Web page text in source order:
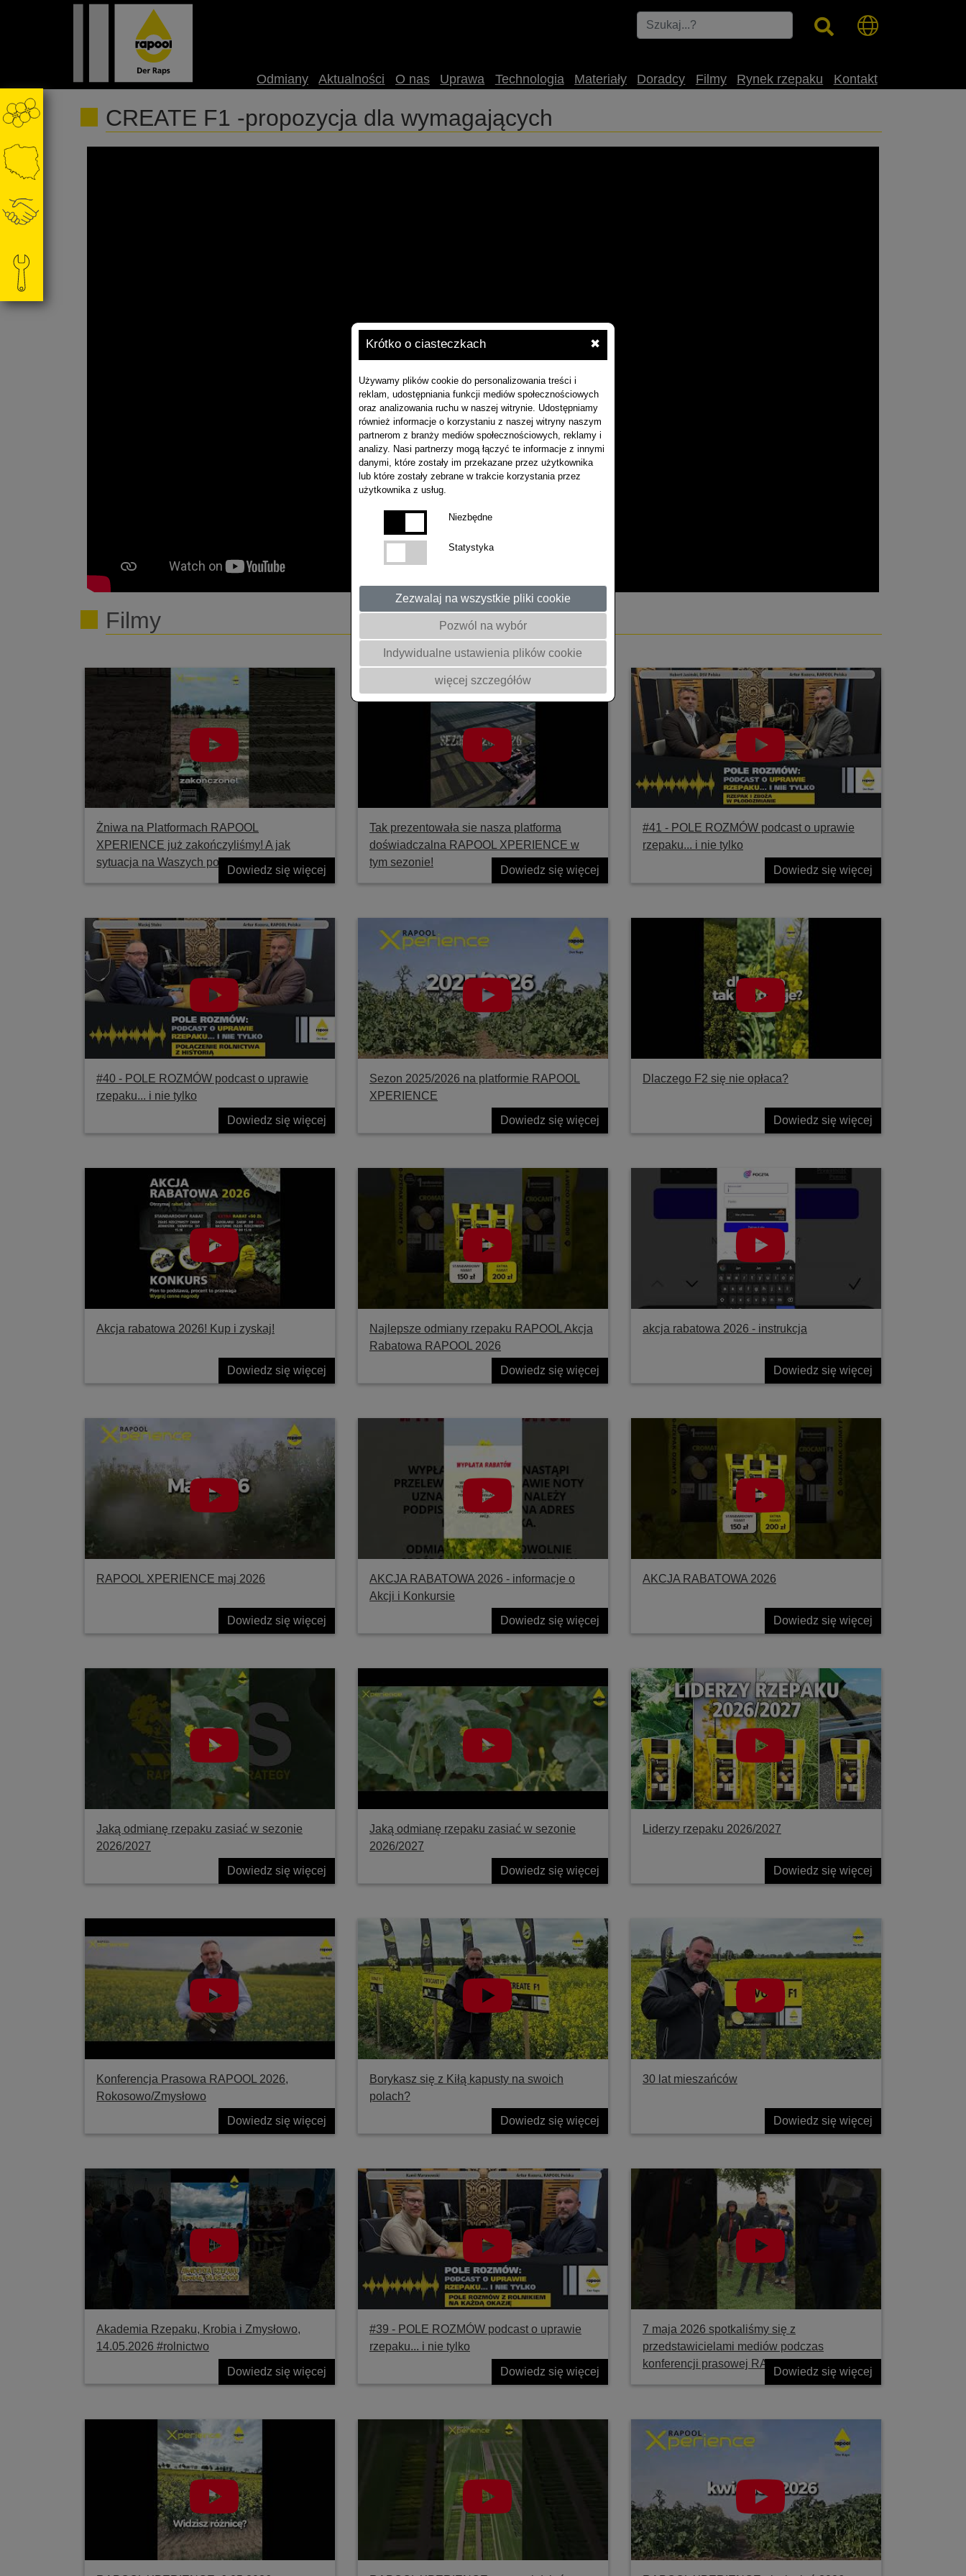
Krótko o ciasteczkach ✖
Używamy plików cookie do personalizowania treści i
reklam, udostępniania funkcji mediów społecznościowych
oraz analizowania ruchu w naszej witrynie. Udostępniamy
również informacje o korzystaniu z naszej witryny naszym
partnerom z branży mediów społecznościowych, reklamy i
analizy. Nasi partnerzy mogą łączyć te informacje z innymi
danymi, które zostały im przekazane przez użytkownika
lub które zostały zebrane w trakcie korzystania przez
użytkownika z usług.
Niezbędne
Statystyka
Zezwalaj na wszystkie pliki cookie
Pozwól na wybór
Indywidualne ustawienia plików cookie
więcej szczegółów
Odmiany Aktualności O nas Uprawa Technologia Materiały Doradcy Filmy Rynek rzepaku Kontakt
CREATE F1 -propozycja dla wymagających
Filmy
Żniwa na Platformach RAPOOL
XPERIENCE już zakończyliśmy! A jak
sytuacja na Waszych polach?
Dowiedz się więcej
Tak prezentowała sie nasza platforma
doświadczalna RAPOOL XPERIENCE w
tym sezonie!
Dowiedz się więcej
#41 ‐ POLE ROZMÓW podcast o uprawie
rzepaku... i nie tylko
Dowiedz się więcej
#40 ‐ POLE ROZMÓW podcast o uprawie
rzepaku... i nie tylko
Dowiedz się więcej
Sezon 2025/2026 na platformie RAPOOL
XPERIENCE
Dowiedz się więcej
Dlaczego F2 się nie opłaca?
Dowiedz się więcej
Akcja rabatowa 2026! Kup i zyskaj!
Dowiedz się więcej
Najlepsze odmiany rzepaku RAPOOL Akcja
Rabatowa RAPOOL 2026
Dowiedz się więcej
akcja rabatowa 2026 - instrukcja
Dowiedz się więcej
RAPOOL XPERIENCE maj 2026
Dowiedz się więcej
AKCJA RABATOWA 2026 - informacje o
Akcji i Konkursie
Dowiedz się więcej
AKCJA RABATOWA 2026
Dowiedz się więcej
Jaką odmianę rzepaku zasiać w sezonie
2026/2027
Dowiedz się więcej
Jaką odmianę rzepaku zasiać w sezonie
2026/2027
Dowiedz się więcej
Liderzy rzepaku 2026/2027
Dowiedz się więcej
Konferencja Prasowa RAPOOL 2026,
Rokosowo/Zmysłowo
Dowiedz się więcej
Borykasz się z Kiłą kapusty na swoich
polach?
Dowiedz się więcej
30 lat mieszańców
Dowiedz się więcej
Akademia Rzepaku, Krobia i Zmysłowo,
14.05.2026 #rolnictwo
Dowiedz się więcej
#39 ‐ POLE ROZMÓW podcast o uprawie
rzepaku... i nie tylko
Dowiedz się więcej
7 maja 2026 spotkaliśmy się z
przedstawicielami mediów podczas
konferencji prasowej RAPOOL
Dowiedz się więcej